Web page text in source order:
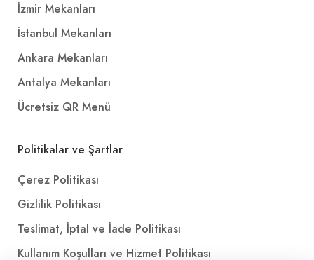
İzmir Mekanları
İstanbul Mekanları
Ankara Mekanları
Antalya Mekanları
Ücretsiz QR Menü
Politikalar ve Şartlar
Çerez Politikası
Gizlilik Politikası
Teslimat, İptal ve İade Politikası
Kullanım Koşulları ve Hizmet Politikası